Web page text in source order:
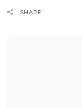
SHARE